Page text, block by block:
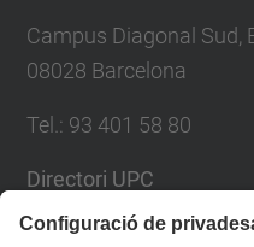
Campus Diagonal Sud,
08028 Barcelona
Tel. : 93 401 58 80
Directori UPC
Formulari de contacte